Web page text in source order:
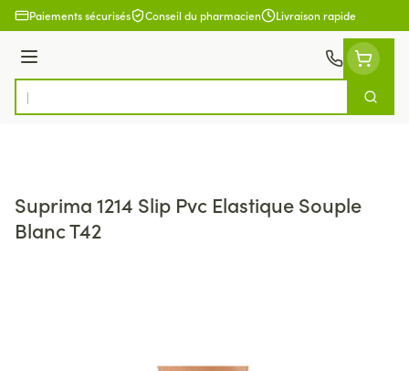
Aller au contenu
Paiements sécurisés Conseil du pharmacien Livraison rapide
Menu
Rechercher
Suprima 1214 Slip Pvc Elastique Souple
Blanc T42